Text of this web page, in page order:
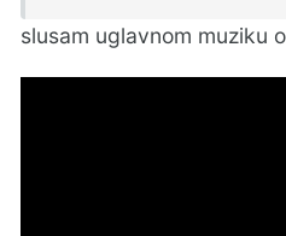
slusam uglavnom muziku